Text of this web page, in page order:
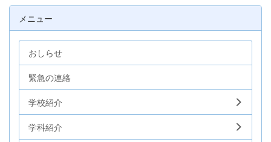
メニュー
おしらせ
緊急の連絡
学校紹介
学科紹介